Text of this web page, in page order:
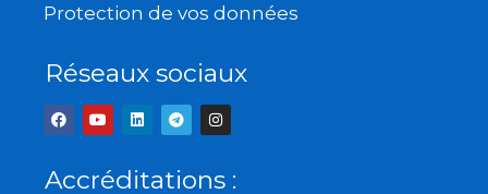
Protection de vos données
Réseaux sociaux
F
a
c
b
o
Y
o
u
u
b
L
i
e
d
T
e
l
g
r
I
n
s
a
g
Accréditations :